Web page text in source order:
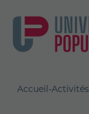
Accueil-Activités